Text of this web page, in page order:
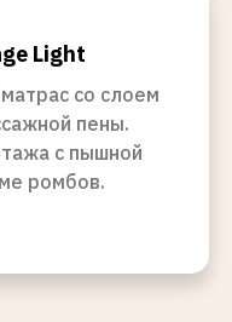
Light
со слоем
пены.
с пышной
ромбов.